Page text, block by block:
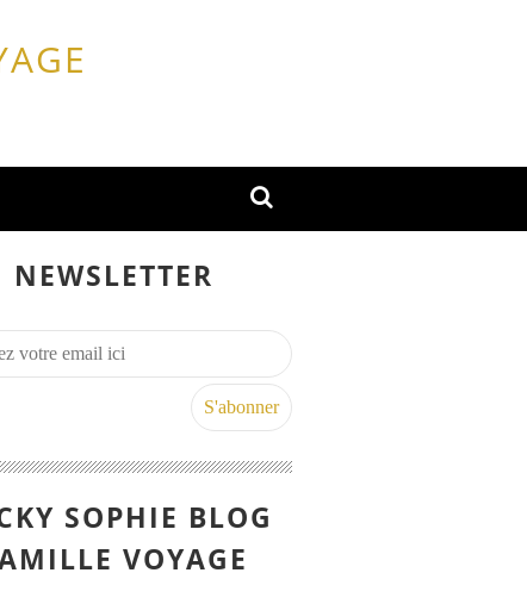
NEWSLETTER
SOPHIE BLOG
VOYAGE